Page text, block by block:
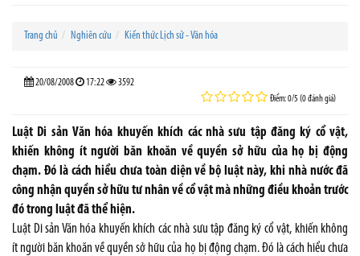
Trang chủ Nghiên cứu Kiến thức Lịch sử - Văn hóa
20/08/2008 17:22 3592
Điểm: 0/5 (0 đánh giá)
Luật Di sản Văn hóa khuyến khích các nhà sưu tập đăng ký cổ vật,
khiến không ít người băn khoăn về quyền sở hữu của họ bị động
chạm. Đó là cách hiểu chưa toàn diện về bộ luật này, khi nhà nước đã
công nhận quyền sở hữu tư nhân về cổ vật mà những điều khoản trước
đó trong luật đã thể hiện.
Luật Di sản Văn hóa khuyến khích các nhà sưu tập đăng ký cổ vật, khiến không
ít người băn khoăn về quyền sở hữu của họ bị động chạm. Đó là cách hiểu chưa